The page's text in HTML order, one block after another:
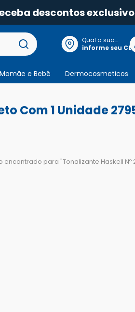
descontos
Qual a sua
localização?
informe seu CEP
Mamãe e Bebê Dermocosmeticos
Com 1 Unidade
encontrado para "Tonalizante Haskell Nº